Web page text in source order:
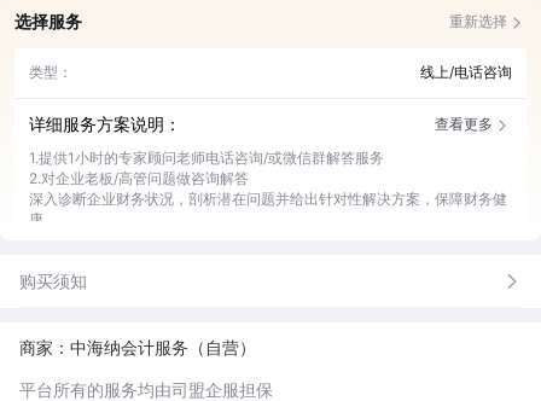
选择服务 重新选择
类型： 线上/电话咨询
详细服务方案说明：
查看更多
1.提供1小时的专家顾问老师电话咨询/或微信群解答服务
2.对企业老板/高管问题做咨询解答
深入诊断企业财务状况，剖析潜在问题并给出针对性解决方案，保障财务健
康
购买须知
商家：中海纳会计服务（自营）
平台所有的服务均由司盟企服担保